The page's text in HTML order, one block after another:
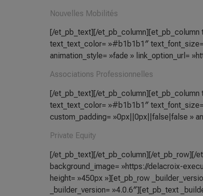
Nouvelles Mobilités
[/et_pb_text][/et_pb_column][et_pb_column
text_text_color= »#b1b1b1″
animation_style= »fade » link_option_url=
Associations Professionnelles
[/et_pb_text][/et_pb_column][et_pb_column
text_text_color= »#b1b1b1″
custom_padding= »0px||0px||false|false »
Private Equity
[/et_pb_text][/et_pb_column][/et_pb_row][/
background_image= »https://delacroix-
height= »450px »][et_pb_row
_builder_version= »4.0.6″][et_pb_text